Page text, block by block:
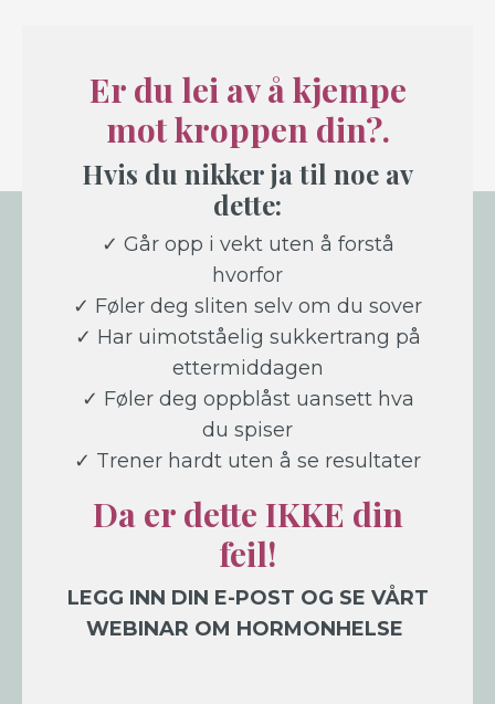
Er du lei av å kjempe
mot kroppen din?.
Hvis du nikker ja til noe av
dette:
✓ Går opp i vekt uten å forstå
hvorfor
✓ Føler deg sliten selv om du sover
✓ Har uimotståelig sukkertrang på
ettermiddagen
✓ Føler deg oppblåst uansett hva
du spiser
✓ Trener hardt uten å se resultater
Da er dette IKKE din
feil!
LEGG INN DIN E-POST OG SE VÅRT
WEBINAR OM HORMONHELSE